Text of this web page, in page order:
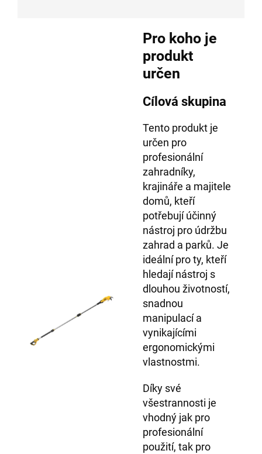
Pro koho je
produkt
určen
Cílová skupina
Tento produkt je
určen pro
profesionální
zahradníky,
krajináře a majitele
domů, kteří
potřebují účinný
nástroj pro údržbu
zahrad a parků. Je
ideální pro ty, kteří
hledají nástroj s
dlouhou životností,
snadnou
manipulací a
vynikajícími
ergonomickými
vlastnostmi.
Díky své
všestrannosti je
vhodný jak pro
profesionální
použití, tak pro